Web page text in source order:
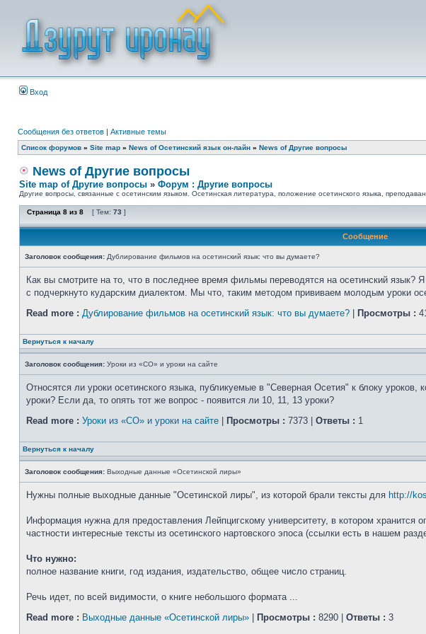
Вход
Сообщения без ответов | Активные темы
Список форумов » Site map » News of Осетинский язык он-лайн » News of Другие вопросы
News of Другие вопросы
Site map of Другие вопросы » Форум : Другие вопросы
Другие вопросы, связанные с осетинским языком. Осетинская литература, положение осетинского языка,
Страница 8 из 8 [ Тем: 73 ]
Сообщение
Заголовок сообщения: Дублирование фильмов на осетинский язык: что вы думаете?
Как вы смотрите на то, что в последнее время фильмы переводятся на осетинский язык?
с подчеркнуто кударским диалектом. Мы что, таким методом прививаем молодым уроки
Read more : Дублирование фильмов на осетинский язык: что вы думаете? Просмотры :
Вернуться к началу
Заголовок сообщения: Уроки из «СО» и уроки на сайте
Относятся ли уроки осетинского языка, публикуемые в "Северная Осетия" к блоку
уроки? Если да, то опять тот же вопрос - появится ли 10, 11, 13 уроки?
Read more : Уроки из «СО» и уроки на сайте Просмотры : 7373 | Ответы : 1
Вернуться к началу
Заголовок сообщения: Выходные данные «Осетинской лиры»
Нужны полные выходные данные "Осетинской лиры", из которой брали тексты для http://
Информация нужна для предоставления Лейпцигскому университету, в котором хранится
частности интересные тексты из осетинского нартовского эпоса (ссылки есть в нашем
Что нужно:
полное название книги, год издания, издательство, общее число страниц.
Речь идет, по всей видимости, о книге небольшого формата ...
Read more : Выходные данные «Осетинской лиры» Просмотры : 8290 | Ответы : 3